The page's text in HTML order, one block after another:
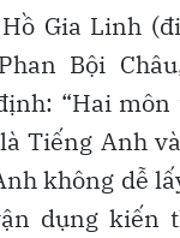
Gia Linh
Bội
“Hai
Tiếng Anh
không dễ
dụng kiến